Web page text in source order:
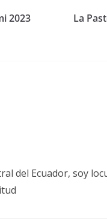
2023
La
del Ecuador, soy